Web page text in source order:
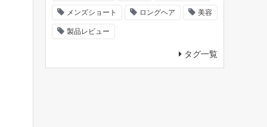
メンズショート ロングヘア 美容
製品レビュー
タグ一覧